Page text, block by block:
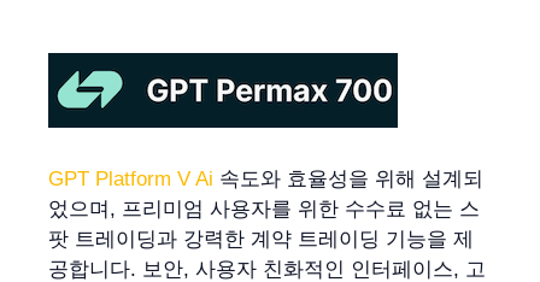
GPT Platform V Ai 속도와 효율성을 위해 설계되
었으며, 프리미엄 사용자를 위한 수수료 없는 스
팟 트레이딩과 강력한 계약 트레이딩 기능을 제
공합니다. 보안, 사용자 친화적인 인터페이스, 고